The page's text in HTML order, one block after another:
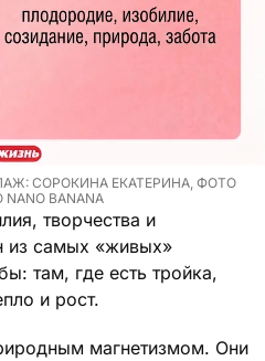
СОРОКИНА ЕКАТЕРИНА, ФОТО
BANANA
творчества и
из самых «живых»
там, где есть тройка,
и рост.
магнетизмом. Они